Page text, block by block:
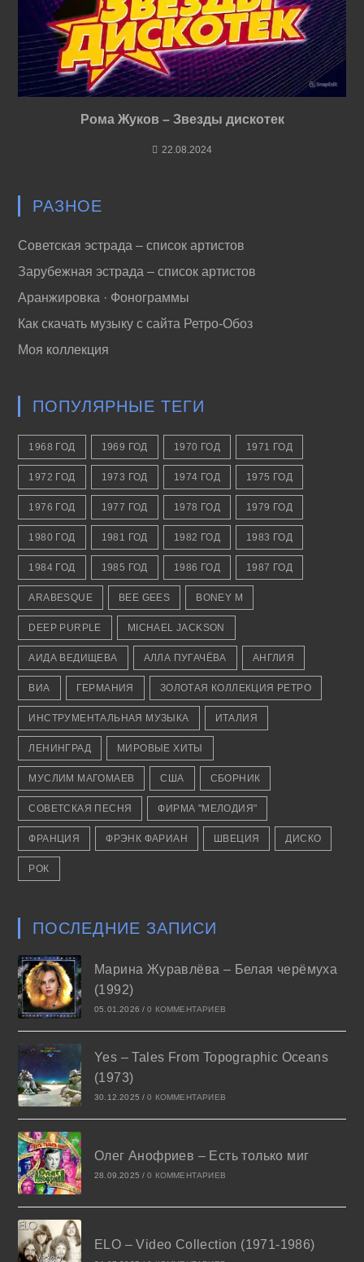
Рома Жуков – Звезды дискотек
22.08.2024
РАЗНОЕ
Советская эстрада – список артистов
Зарубежная эстрада – список артистов
Аранжировка · Фонограммы
Как скачать музыку с сайта Ретро-Обоз
Моя коллекция
ПОПУЛЯРНЫЕ ТЕГИ
1968 ГОД 1969 ГОД 1970 ГОД 1971 ГОД
1972 ГОД 1973 ГОД 1974 ГОД 1975 ГОД
1976 ГОД 1977 ГОД 1978 ГОД 1979 ГОД
1980 ГОД 1981 ГОД 1982 ГОД 1983 ГОД
1984 ГОД 1985 ГОД 1986 ГОД 1987 ГОД
ARABESQUE BEE GEES BONEY M
DEEP PURPLE MICHAEL JACKSON
АИДА ВЕДИЩЕВА АЛЛА ПУГАЧЁВА АНГЛИЯ
ВИА ГЕРМАНИЯ ЗОЛОТАЯ КОЛЛЕКЦИЯ РЕТРО
ИНСТРУМЕНТАЛЬНАЯ МУЗЫКА ИТАЛИЯ
ЛЕНИНГРАД МИРОВЫЕ ХИТЫ
МУСЛИМ МАГОМАЕВ США СБОРНИК
СОВЕТСКАЯ ПЕСНЯ ФИРМА "МЕЛОДИЯ"
ФРАНЦИЯ ФРЭНК ФАРИАН ШВЕЦИЯ ДИСКО
РОК
ПОСЛЕДНИЕ ЗАПИСИ
Марина Журавлёва – Белая черёмуха
(1992)
05.01.2026 / 0 КОММЕНТАРИЕВ
Yes – Tales From Topographic Oceans
(1973)
30.12.2025 / 0 КОММЕНТАРИЕВ
Олег Анофриев – Есть только миг
28.09.2025 / 0 КОММЕНТАРИЕВ
ELO – Video Collection (1971-1986)